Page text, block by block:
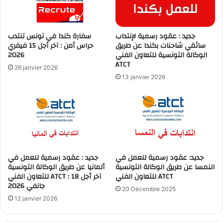
سفارة كندا في تونس تنتدب
حراس أمن : آخر أجل 15 فيفري
2026
26 janvier 2026
جديد : عقود رسمية لإنتداب
سائقي شاحنات بكندا عن طريق
الوكالة التونسية للتعاون الفني
ATCT
13 janvier 2026
جديد : عقود رسمية للعمل في
ألمانيا عن طريق الوكالة التونسية
للتعاون الفني ATCT : آخر أجل 18
جانفي 2026
12 janvier 2026
جديد: عقود رسمية للعمل في
النمسا عن طريق الوكالة التونسية
للتعاون الفني ATCT
20 Décembre 2025